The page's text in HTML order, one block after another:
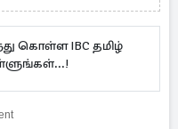
கொள்ள IBC தமிழ்